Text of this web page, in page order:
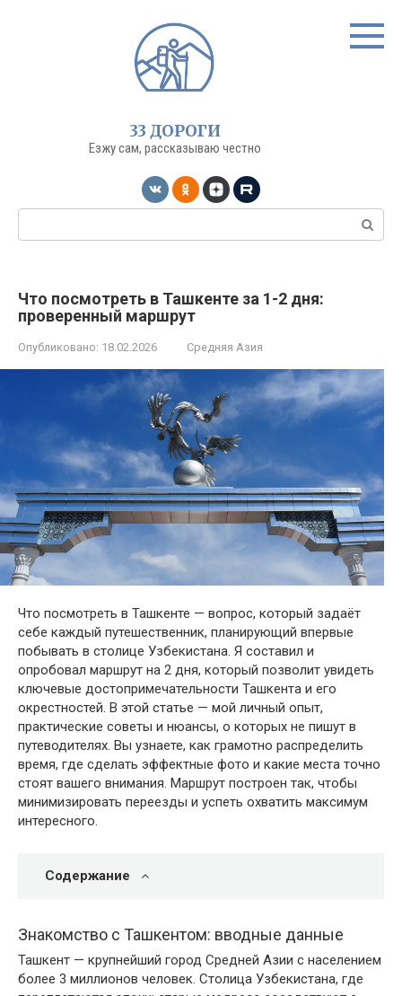
33 ДОРОГИ
Езжу сам, рассказываю честно
Поиск:
Что посмотреть в Ташкенте за 1-2 дня:
проверенный маршрут
Опубликовано: 18.02.2026 Средняя Азия
Что посмотреть в Ташкенте — вопрос, который задаёт
себе каждый путешественник, планирующий впервые
побывать в столице Узбекистана. Я составил и
опробовал маршрут на 2 дня, который позволит увидеть
ключевые достопримечательности Ташкента и его
окрестностей. В этой статье — мой личный опыт,
практические советы и нюансы, о которых не пишут в
путеводителях. Вы узнаете, как грамотно распределить
время, где сделать эффектные фото и какие места точно
стоят вашего внимания. Маршрут построен так, чтобы
минимизировать переезды и успеть охватить максимум
интересного.
Содержание
Знакомство с Ташкентом: вводные данные
Ташкент — крупнейший город Средней Азии с населением
более 3 миллионов человек. Столица Узбекистана, где